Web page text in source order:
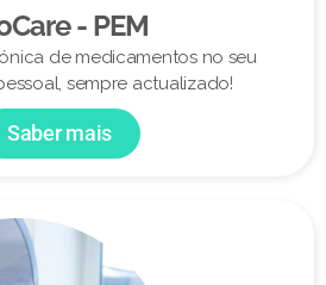
- PEM
de medicamentos no seu
sempre actualizado!
Saber mais